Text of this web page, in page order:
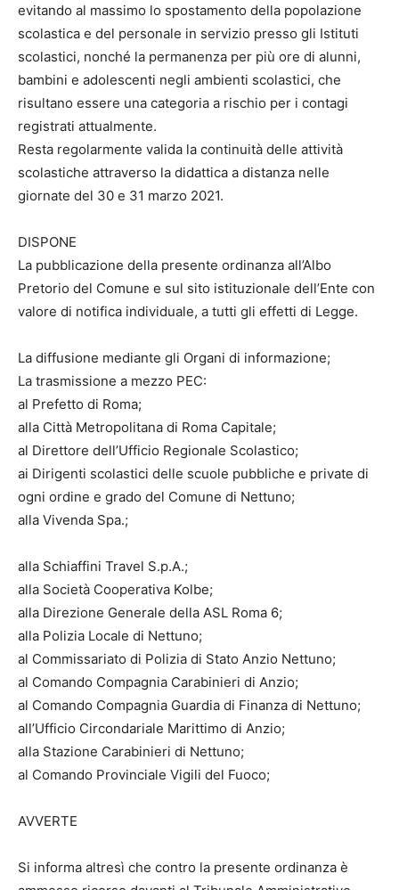
evitando al massimo lo spostamento della popolazione
scolastica e del personale in servizio presso gli Istituti
scolastici, nonché la permanenza per più ore di alunni,
bambini e adolescenti negli ambienti scolastici, che
risultano essere una categoria a rischio per i contagi
registrati attualmente.
Resta regolarmente valida la continuità delle attività
scolastiche attraverso la didattica a distanza nelle
giornate del 30 e 31 marzo 2021.
DISPONE
La pubblicazione della presente ordinanza all’Albo
Pretorio del Comune e sul sito istituzionale dell’Ente con
valore di notifica individuale, a tutti gli effetti di Legge.
La diffusione mediante gli Organi di informazione;
La trasmissione a mezzo PEC:
al Prefetto di Roma;
alla Città Metropolitana di Roma Capitale;
al Direttore dell’Ufficio Regionale Scolastico;
ai Dirigenti scolastici delle scuole pubbliche e private di
ogni ordine e grado del Comune di Nettuno;
alla Vivenda Spa.;
alla Schiaffini Travel S.p.A.;
alla Società Cooperativa Kolbe;
alla Direzione Generale della ASL Roma 6;
alla Polizia Locale di Nettuno;
al Commissariato di Polizia di Stato Anzio Nettuno;
al Comando Compagnia Carabinieri di Anzio;
al Comando Compagnia Guardia di Finanza di Nettuno;
all’Ufficio Circondariale Marittimo di Anzio;
alla Stazione Carabinieri di Nettuno;
al Comando Provinciale Vigili del Fuoco;
AVVERTE
Si informa altresì che contro la presente ordinanza è